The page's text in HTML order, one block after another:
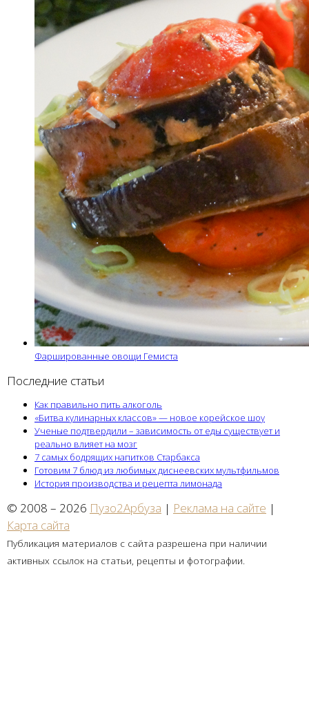
Фаршированные овощи Гемиста
Последние статьи
Как правильно пить алкоголь
«Битва кулинарных классов» — новое корейское шоу
Ученые подтвердили – зависимость от еды существует и
реально влияет на мозг
7 самых бодрящих напитков Старбакса
Готовим 7 блюд из любимых диснеевских мультфильмов
История производства и рецепта лимонада
© 2008 – 2026 Пузо2Арбуза | Реклама на сайте |
Карта сайта
Публикация материалов с сайта разрешена при наличии
активных ссылок на статьи, рецепты и фотографии.